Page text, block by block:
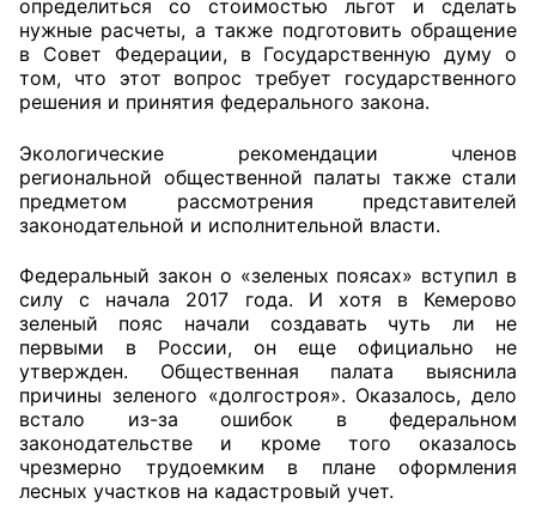
определиться со стоимостью льгот и сделать
нужные расчеты, а также подготовить обращение
в Совет Федерации, в Государственную думу о
том, что этот вопрос требует государственного
решения и принятия федерального закона.
Экологические рекомендации членов
региональной общественной палаты также стали
предметом рассмотрения представителей
законодательной и исполнительной власти.
Федеральный закон о «зеленых поясах» вступил в
силу с начала 2017 года. И хотя в Кемерово
зеленый пояс начали создавать чуть ли не
первыми в России, он еще официально не
утвержден. Общественная палата выяснила
причины зеленого «долгостроя». Оказалось, дело
встало из-за ошибок в федеральном
законодательстве и кроме того оказалось
чрезмерно трудоемким в плане оформления
лесных участков на кадастровый учет.